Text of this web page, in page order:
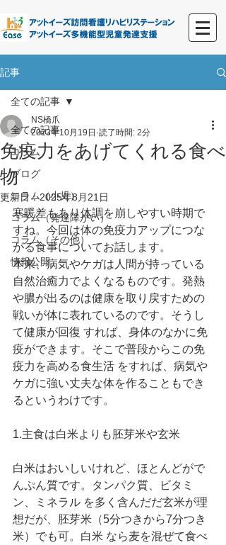
記事
全ての記事
コラム
ブログ
コラム（小児）
コラム（発達障がい）
コラム（その他）
情報公開
全ての記事
免疫力をあげてくれる食べ
物
NS橋爪
2023年10月19日 読了時間: 2分
更新日：2025年8月21日
寒暖差もあり体調を崩しやすい時期で
すね。今回は体の免疫力アップにつな
がる食事についてお話します。
本来、病気やケガは人間が持っている
自然治癒力でよくなるものです。発熱
や膿が出るのは健康を取り戻すための
戦いが体に表れているのです。そうし
て健康が回復 すれば、身体のなかに免
疫ができます。そこで普段からこの免
疫力を高める食生活 をすれば、病気や
ケガに強い丈夫な体を作ることもでき
るというわけです。
1.主食は白米よりも胚芽米や玄米
白米はおいしいけれど、ほとんどがで
んぷん質です。タンパク質、ビタミ
ン、ミネラル を多く含んだだ玄米が理
想だが、胚芽米（5分つきから7分つき
米）でも可。白米 なら麦を混ぜて食べ